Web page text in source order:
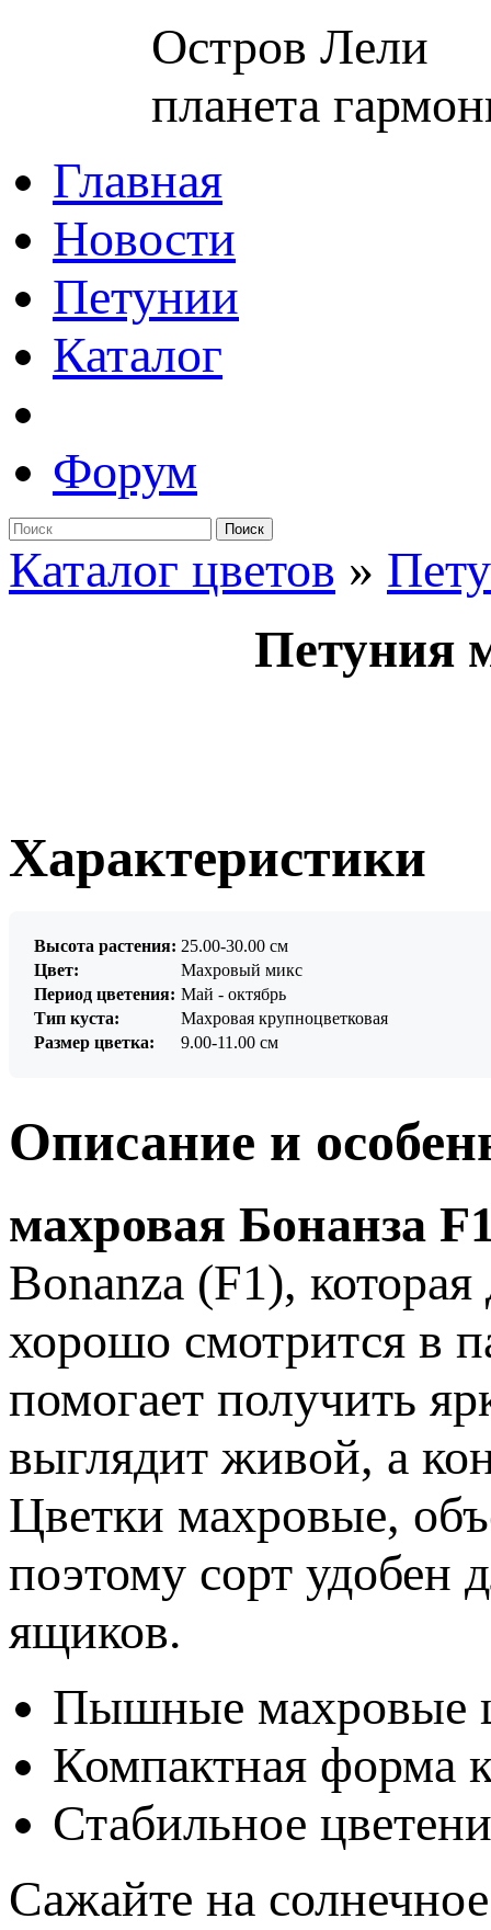
Остров Лели
планета
Главная
Новости
Петунии
Каталог
Форум
Поиск
Каталог цветов »
Петуния
Характеристики
Высота растения: 25.00-30.00 см
Цвет:
Махровый микс
Период цветения: Май - октябрь
Тип куста:
Махровая крупноцветковая
Размер цветка:
9.00-11.00 см
Описание и
махровая Бонанза
Bonanza (F1),
хорошо смотрится в
помогает получить
выглядит живой, а
Цветки махровые,
поэтому сорт удобен
ящиков.
Пышные махровые
Компактная форма
Стабильное
Сажайте на